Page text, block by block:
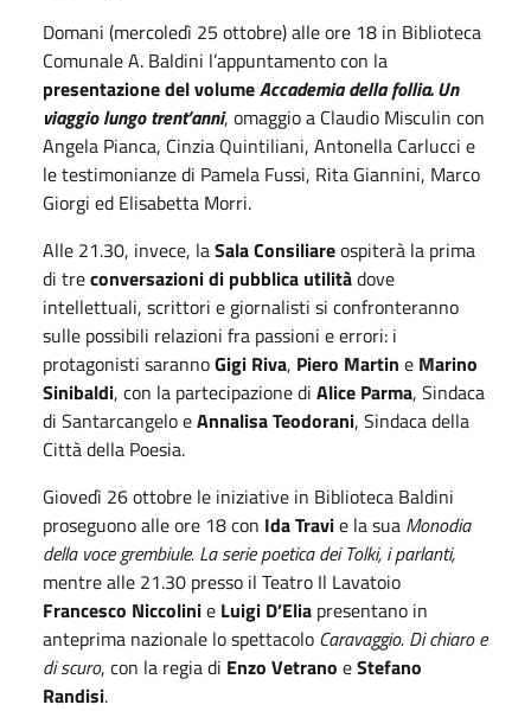
Domani (mercoledì 25 ottobre) alle ore 18 in Biblioteca
Comunale A. Baldini l’appuntamento con la
presentazione del volumeAccademia della follia. Un
viaggio lungo trent’anni, omaggio a Claudio Misculin con
Angela Pianca, Cinzia Quintiliani, Antonella Carlucci e
le testimonianze di Pamela Fussi, Rita Giannini, Marco
Giorgi ed Elisabetta Morri.
Alle 21.30, invece, laSala Consiliareospiterà la prima
di treconversazioni di pubblica utilitàdove
intellettuali, scrittori e giornalisti si confronteranno
sulle possibili relazioni fra passioni e errori: i
protagonisti sarannoGigi Riva, Piero Martin e Marino
Sinibaldi, con la partecipazione di Alice Parma, Sindaca
di Santarcangelo eAnnalisa Teodorani, Sindaca della
Città della Poesia.
Giovedì 26 ottobre le iniziative in Biblioteca Baldini
proseguono alle ore 18 con Ida Travie la sua Monodia
della voce grembiule. La serie poetica dei Tolki, i parlanti,
mentre alle 21.30 presso il Teatro Il Lavatoio
Francesco Niccolinie Luigi D’Elia presentano in
anteprima nazionale lo spettacolo Caravaggio. Di chiaro e
di scuro, con la regia di Enzo Vetrano eStefano
Randisi.